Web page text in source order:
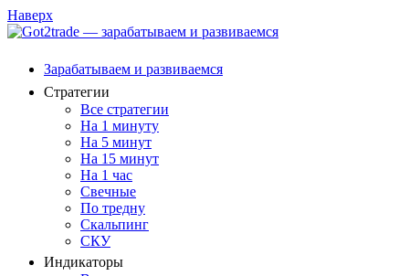
Наверх
Зарабатываем и развиваемся
Стратегии
Все стратегии
На 1 минуту
На 5 минут
На 15 минут
На 1 час
Свечные
По тредну
Скальпинг
СКУ
Индикаторы